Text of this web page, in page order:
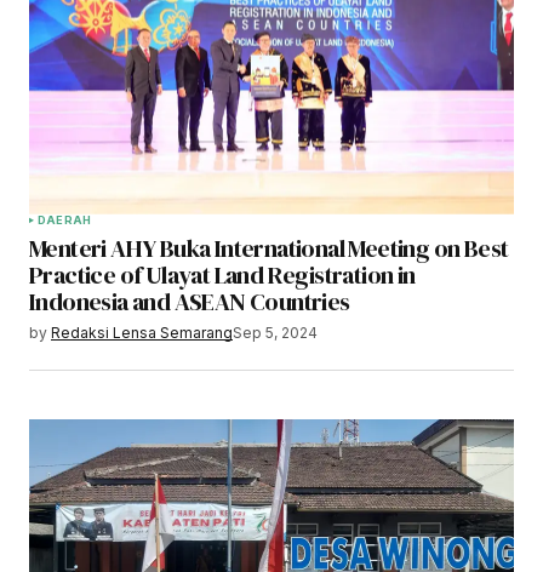
DAERAH
Menteri AHY Buka International Meeting on Best
Practice of Ulayat Land Registration in
Indonesia and ASEAN Countries
by Redaksi Lensa SemarangSep 5, 2024